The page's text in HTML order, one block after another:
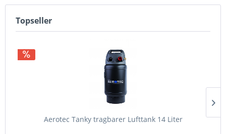
Topseller
Aerotec Tanky tragbarer Lufttank 14 Liter